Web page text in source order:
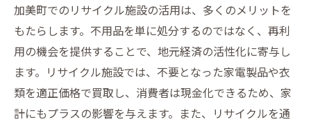
地域に根差したリサイクルショップの活用
不用品を賢く処分するためのショップ選び
加美町のリサイクルショップで不用品を現金化
する方法
加美町でのリサイクル施設の活用は、多くのメリットを
もたらします。不用品を単に処分するのではなく、再利
用の機会を提供することで、地元経済の活性化に寄与し
ます。リサイクル施設では、不要となった家電製品や衣
類を適正価格で買取し、消費者は現金化できるため、家
計にもプラスの影響を与えます。また、リサイクルを通